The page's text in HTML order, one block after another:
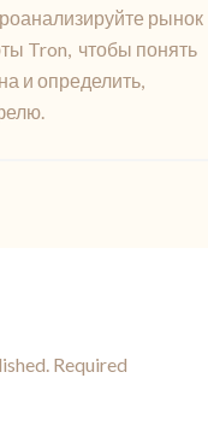
рынок
Tron, чтобы понять
и определить,
Required